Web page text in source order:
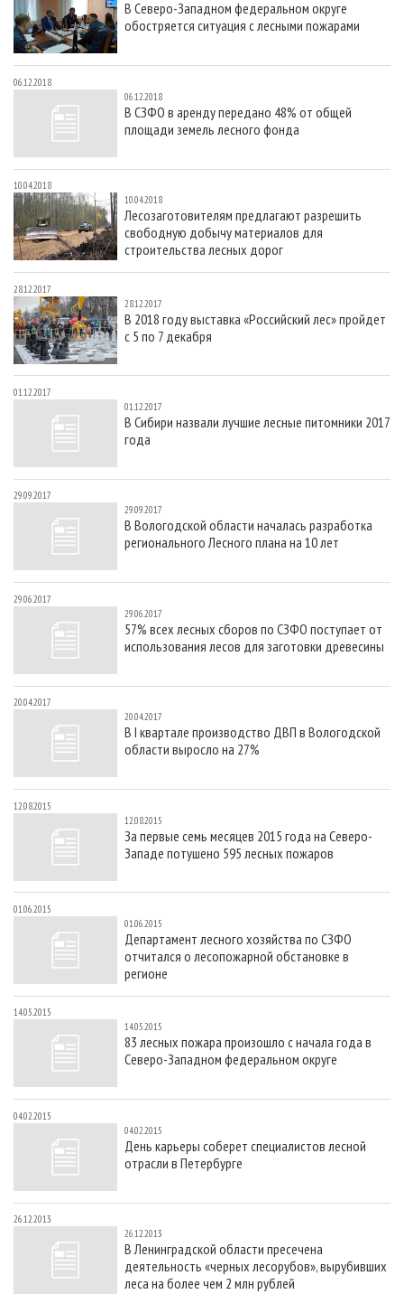
СУШКА ДРЕВЕСИНЫ
ПРОИЗВОДСТВО ДРЕВЕСНЫХ ПЛИТ
ДЕРЕВЯННОЕ ДОМОСТРОЕНИЕ
ПРОИЗВОДСТВО МЕБЕЛИ
БИОЭНЕРГЕТИКА
ЦБП
ИНСТРУМЕНТ И МАТЕРИАЛЫ
ПЕРСОНЫ
МОБИЛЬНЫЕ ВЫСТАВКИ
ПРИОРИТЕТНЫЕ ИНВЕСТПРОЕКТЫ
RUSSIAN FORESTRY REVIEW
ГАЗЕТА ЛЕСПРОМФОРУМ
БИБЛИОТЕКА СПЕЦИАЛИСТА
КОНТАКТЫ
РЕКЛАМА
РЕКЛАМА НА САЙТЕ
В Северо-Западном федеральном округе
обостряется ситуация с лесными пожарами
06.12.2018
06.12.2018
В СЗФО в аренду передано 48% от общей
площади земель лесного фонда
10.04.2018
10.04.2018
Лесозаготовителям предлагают разрешить
свободную добычу материалов для
строительства лесных дорог
28.12.2017
28.12.2017
В 2018 году выставка «Российский лес» пройдет
с 5 по 7 декабря
01.12.2017
01.12.2017
В Сибири назвали лучшие лесные питомники 2017
года
29.09.2017
29.09.2017
В Вологодской области началась разработка
регионального Лесного плана на 10 лет
29.06.2017
29.06.2017
57% всех лесных сборов по СЗФО поступает от
использования лесов для заготовки древесины
20.04.2017
20.04.2017
В I квартале производство ДВП в Вологодской
области выросло на 27%
12.08.2015
12.08.2015
За первые семь месяцев 2015 года на Северо-
Западе потушено 595 лесных пожаров
01.06.2015
01.06.2015
Департамент лесного хозяйства по СЗФО
отчитался о лесопожарной обстановке в
регионе
14.05.2015
14.05.2015
83 лесных пожара произошло с начала года в
Северо-Западном федеральном округе
04.02.2015
04.02.2015
День карьеры соберет специалистов лесной
отрасли в Петербурге
26.12.2013
26.12.2013
В Ленинградской области пресечена
деятельность «черных лесорубов», вырубивших
леса на более чем 2 млн рублей